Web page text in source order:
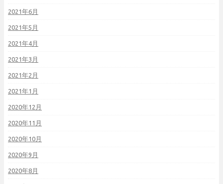
2021年6月
2021年5月
2021年4月
2021年3月
2021年2月
2021年1月
2020年12月
2020年11月
2020年10月
2020年9月
2020年8月